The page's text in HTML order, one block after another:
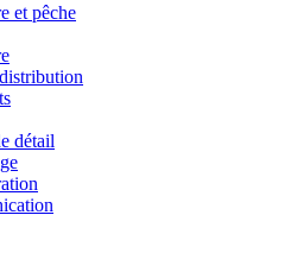
et pêche
détail